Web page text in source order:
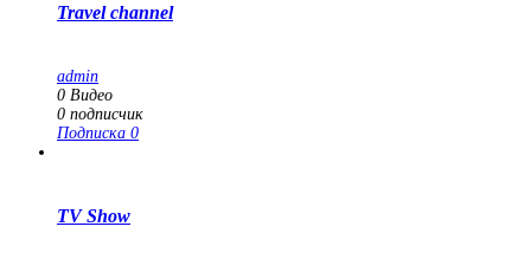
Travel channel
admin
0 Видео
0 подписчик
Подписка 0
TV Show